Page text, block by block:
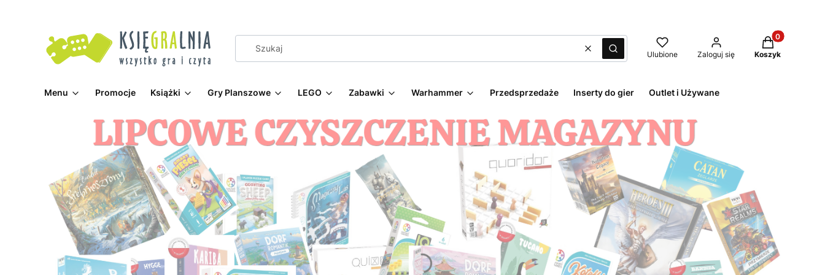
WyczyśćSzukaj Ulubione Zaloguj się
Produkty w
Koszyk
Menu Promocje Książki Gry Planszowe LEGO Zabawki Warhammer Przedsprzedaże Inserty do gier Outlet i Używane